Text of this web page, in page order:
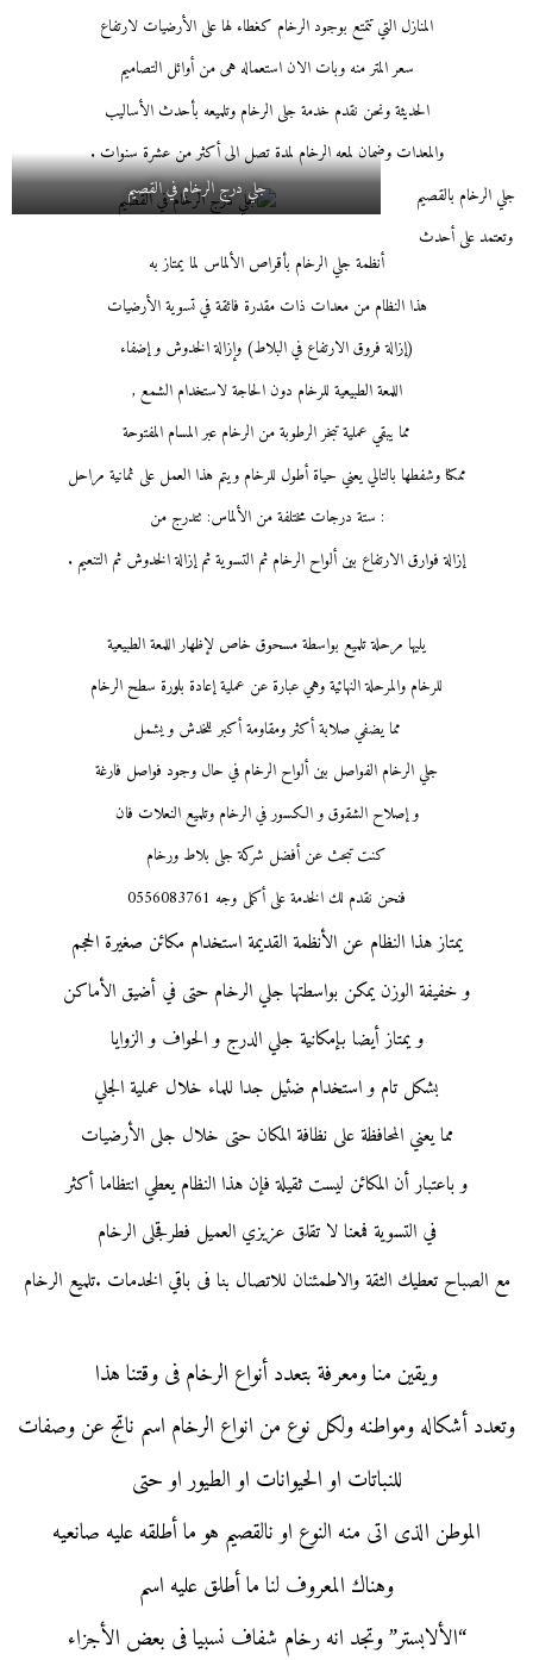
المنازل التي تتمتع بوجود الرخام كغطاء لها على الأرضيات لارتفاع
سعر المتر منه وبات الان استعماله هى من أوائل التصاميم
الحديثة ونحن نقدم خدمة جلى الرخام وتلميعه بأحدث الأساليب
والمعدات وضمان لمعه الرخام لمدة تصل الى أكثر من عشرة سنوات .
جلي درج الرخام في القصيم
جلي الرخام بالقصيم
وتعتمد على أحدث
أنظمة جلي الرخام بأقراص الألماس لما يمتاز به
هذا النظام من معدات ذات مقدرة فائقة في تسوية الأرضيات
(إزالة فروق الارتفاع في البلاط) وإزالة الخدوش و إضفاء
اللمعة الطبيعية للرخام دون الحاجة لاستخدام الشمع ,
مما يبقي عملية تبخر الرطوبة من الرخام عبر المسام المفتوحة
ممكنا وشفطها بالتالييعني حياة أطول للرخام ويتم هذا العمل على ثمانية مراحل
: ستة درجات مختلفة من الألماس: تتدرج من
إزالة فوارق الارتفاع بين ألواح الرخام ثم التسوية ثم إزالة الخدوش ثم التنعيم .
يليها مرحلة تلميع بواسطة مسحوق خاص لإظهار اللمعة الطبيعية
للرخام والمرحلة النهائية وهي عبارة عن عملية إعادة بلورة سطح الرخام
مما يضفي صلابة أكثر ومقاومة أكبر للخدش و يشمل
جلي الرخام الفواصل بين ألواح الرخام في حال وجود فواصل فارغة
و إصلاح الشقوق و الكسور في الرخام وتلميع النعلات فان
كنت تبحث عن أفضل شركة جلى بلاط ورخام
فنحن نقدم لك الخدمة على أكمل وجه 0556083761
يمتاز هذا النظام عن الأنظمة القديمة استخدام مكائن صغيرة الحجم
و خفيفة الوزن يمكن بواسطتها جلي الرخام حتى في أضيق الأماكن
و يمتاز أيضا بإمكانية جلي الدرج و الحواف و الزوايا
بشكل تام و استخدام ضئيل جدا للماء خلال عملية الجلي
مما يعني المحافظة على نظافة المكان حتى خلال جلى الأرضيات
و باعتبار أن المكائن ليست ثقيلة فإن هذا النظام يعطي انتظاما أكثر
في التسوية فمعنا لا تقلق عزيزي العميل فطرقجلى الرخام
مع الصباح تعطيك الثقة والاطمئنان للاتصال بنا فى باقي الخدمات .تلميع الرخام
ويقين منا ومعرفة بتعدد أنواع الرخام فى وقتنا هذا
وتعدد أشكاله ومواطنه ولكل نوع من انواع الرخام اسم ناتج عن وصفات
للنباتات او الحيوانات او الطيور او حتى
الموطن الذى اتى منه النوع او نالقصيم هو ما أطلقه عليه صانعيه
وهناك المعروف لنا ما أطلق عليه اسم
“الألابستر” وتجد انه رخام شفاف نسبيا فى بعض الأجزاء